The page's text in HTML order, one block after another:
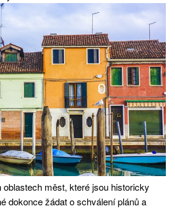
měst, které jsou historicky
dokonce žádat o schválení plánů a